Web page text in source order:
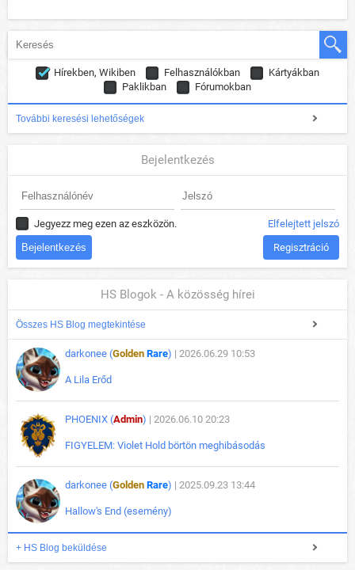
Hírekben, Wikiben Felhasználókban
Kártyákban
Paklikban
Fórumokban
További keresési lehetőségek
Bejelentkezés
Jegyezz meg ezen az eszközön. Elfelejtett jelszó
Regisztráció
HS Blogok - A közösség hírei
Összes HS Blog megtekintése
darkonee (Golden Rare) | 2026.06.29 10:53
A Lila Erőd
PHOENIX (Admin) | 2026.06.10 20:23
FIGYELEM: Violet Hold börtön meghibásodás
darkonee (Golden Rare) | 2025.09.23 13:44
Hallow's End (esemény)
+ HS Blog beküldése